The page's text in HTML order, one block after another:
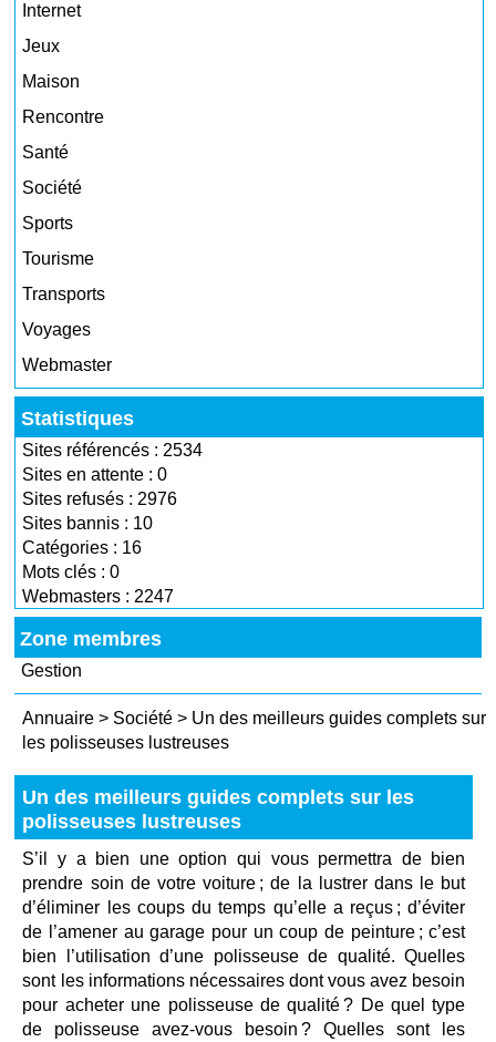
Internet
Jeux
Maison
Rencontre
Santé
Société
Sports
Tourisme
Transports
Voyages
Webmaster
Statistiques
Sites référencés : 2534
Sites en attente : 0
Sites refusés : 2976
Sites bannis : 10
Catégories : 16
Mots clés : 0
Webmasters : 2247
Zone membres
Gestion
Annuaire > Société > Un des meilleurs guides complets sur
les polisseuses lustreuses
Un des meilleurs guides complets sur les
polisseuses lustreuses
S’il y a bien une option qui vous permettra de bien
prendre soin de votre voiture ; de la lustrer dans le but
d’éliminer les coups du temps qu’elle a reçus ; d’éviter
de l’amener au garage pour un coup de peinture ; c’est
bien l’utilisation d’une polisseuse de qualité. Quelles
sont les informations nécessaires dont vous avez besoin
pour acheter une polisseuse de qualité ? De quel type
de polisseuse avez-vous besoin ? Quelles sont les